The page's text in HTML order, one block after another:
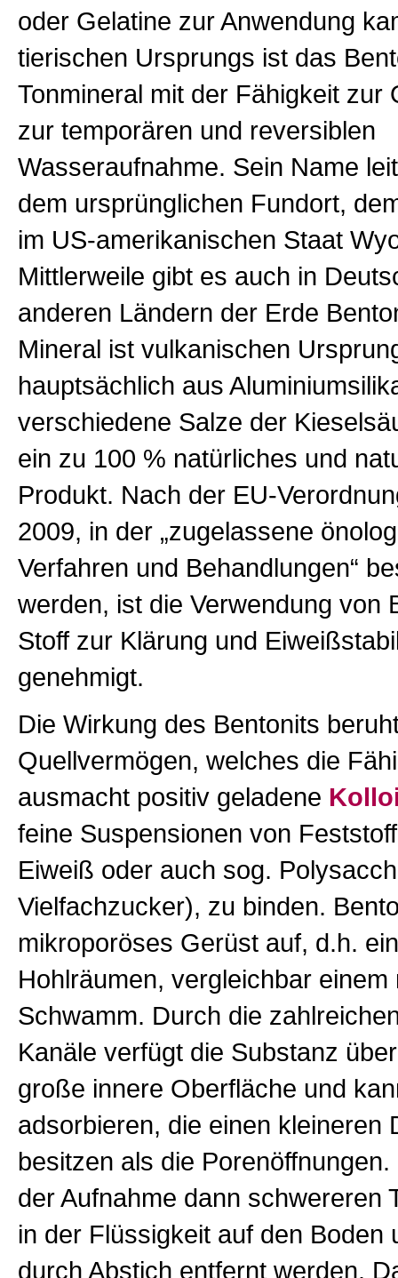
oder Gelatine zur Anwendung
tierischen Ursprungs ist das
Tonmineral mit der Fähigkeit zur
zur temporären und reversiblen
Wasseraufnahme. Sein Name
dem ursprünglichen Fundort,
im US-amerikanischen Staat
Mittlerweile gibt es auch in
anderen Ländern der Erde
Mineral ist vulkanischen
hauptsächlich aus
verschiedene Salze der
ein zu 100 % natürliches und
Produkt. Nach der EU-
2009, in der „zugelassene
Verfahren und Behandlungen“
werden, ist die Verwendung von
Stoff zur Klärung und
genehmigt.
Die Wirkung des Bentonits
Quellvermögen, welches die
ausmacht positiv geladene
feine Suspensionen von
Eiweiß oder auch sog.
Vielfachzucker), zu binden.
mikroporöses Gerüst auf, d.h.
Hohlräumen, vergleichbar einem
Schwamm. Durch die
Kanäle verfügt die Substanz
große innere Oberfläche und
adsorbieren, die einen kleineren
besitzen als die
der Aufnahme dann schwereren
in der Flüssigkeit auf den Boden
durch Abstich entfernt werden.